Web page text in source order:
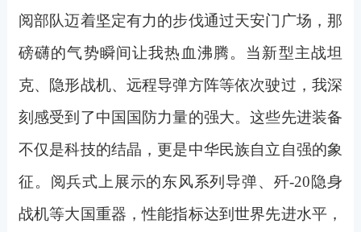
阅部队迈着坚定有力的步伐通过天安门广场，那
磅礴的气势瞬间让我热血沸腾。当新型主战坦
克、隐形战机、远程导弹方阵等依次驶过，我深
刻感受到了中国国防力量的强大。这些先进装备
不仅是科技的结晶，更是中华民族自立自强的象
征。阅兵式上展示的东风系列导弹、歼-20隐身
战机等大国重器，性能指标达到世界先进水平，